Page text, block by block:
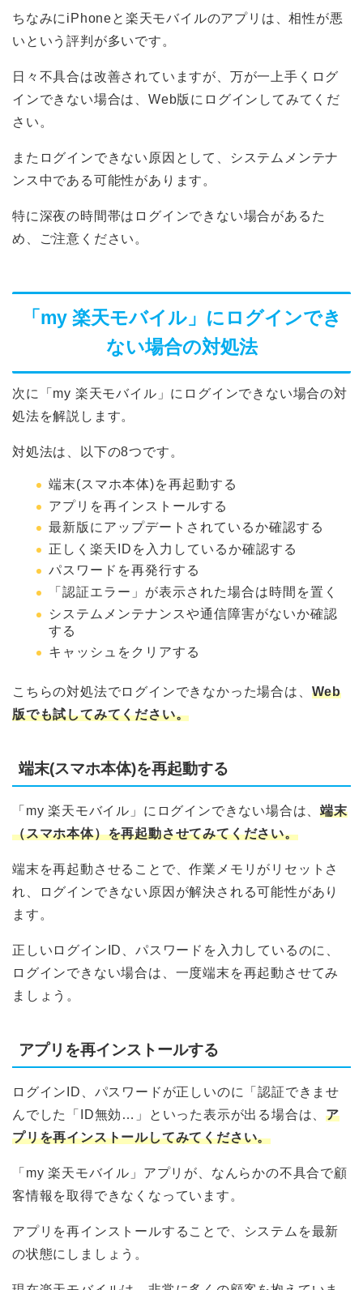
ちなみにiPhoneと楽天モバイルのアプリは、相性が悪
いという評判が多いです。
日々不具合は改善されていますが、万が一上手くログ
インできない場合は、Web版にログインしてみてくだ
さい。
またログインできない原因として、システムメンテナ
ンス中である可能性があります。
特に深夜の時間帯はログインできない場合があるた
め、ご注意ください。
「my 楽天モバイル」にログインでき
ない場合の対処法
次に「my 楽天モバイル」にログインできない場合の対
処法を解説します。
対処法は、以下の8つです。
端末(スマホ本体)を再起動する
アプリを再インストールする
最新版にアップデートされているか確認する
正しく楽天IDを入力しているか確認する
パスワードを再発行する
「認証エラー」が表示された場合は時間を置く
システムメンテナンスや通信障害がないか確認
する
キャッシュをクリアする
こちらの対処法でログインできなかった場合は、 Web
版でも試してみてください。
端末(スマホ本体)を再起動する
「my 楽天モバイル」にログインできない場合は、端末
（スマホ本体）を再起動させてみてください。
端末を再起動させることで、作業メモリがリセットさ
れ、ログインできない原因が解決される可能性があり
ます。
正しいログインID、パスワードを入力しているのに、
ログインできない場合は、一度端末を再起動させてみ
ましょう。
アプリを再インストールする
ログインID、パスワードが正しいのに「認証できませ
んでした「ID無効…」といった表示が出る場合は、ア
プリを再インストールしてみてください。
「my 楽天モバイル」アプリが、なんらかの不具合で顧
客情報を取得できなくなっています。
アプリを再インストールすることで、システムを最新
の状態にしましょう。